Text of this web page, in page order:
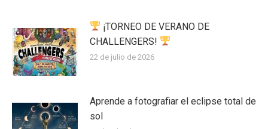
¡TORNEO DE VERANO DE
CHALLENGERS!
22 de julio de 2026
Aprende a fotografiar el eclipse total de
sol